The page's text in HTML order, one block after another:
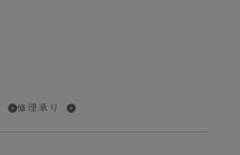
修理承り